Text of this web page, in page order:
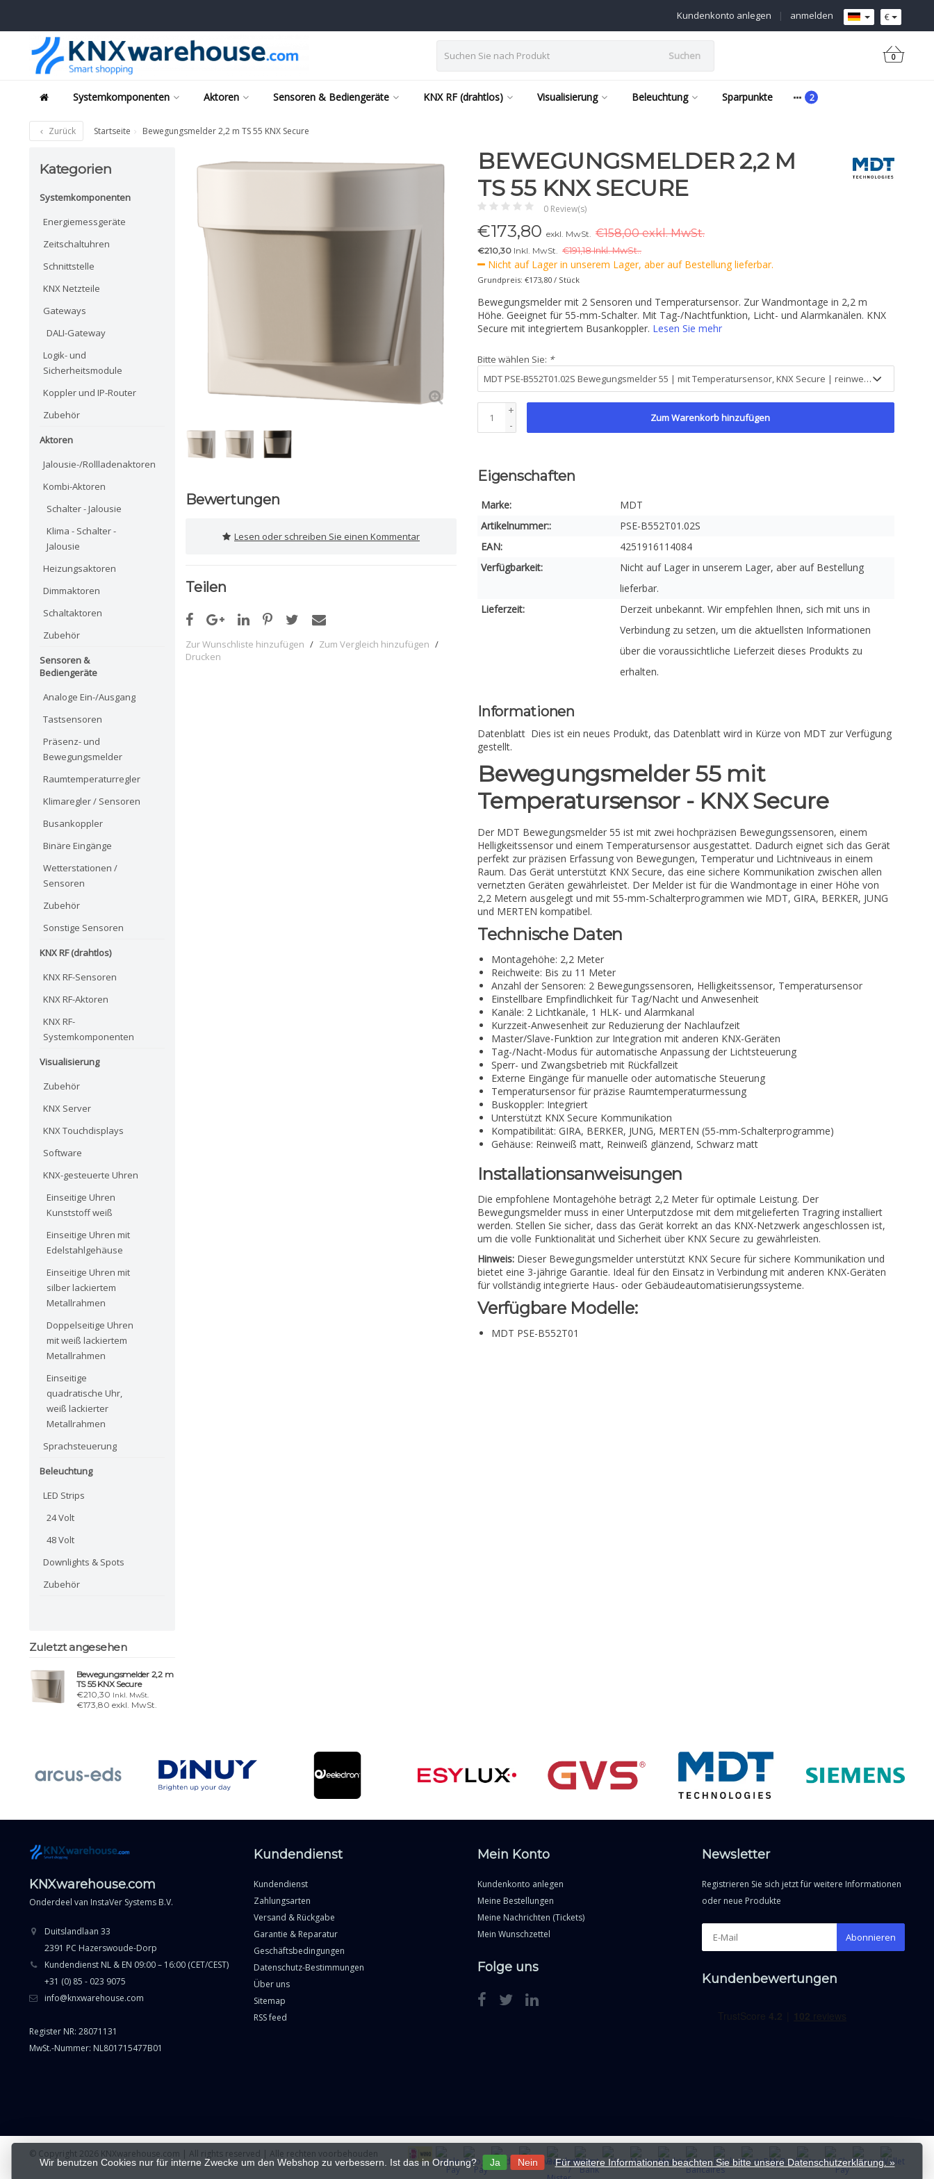
€
anmelden
|
Kundenkonto anlegen
Suchen 0
Systemkomponenten Aktoren Sensoren & Bediengeräte KNX RF (drahtlos) Visualisierung Beleuchtung Sparpunkte
Zurück Startseite Bewegungsmelder 2,2 m TS 55 KNX Secure
Kategorien
Systemkomponenten
Energiemessgeräte
Zeitschaltuhren
Schnittstelle
KNX Netzteile
Gateways
DALI-Gateway
Logik- und
Sicherheitsmodule
Koppler und IP-Router
Zubehör
Aktoren
Jalousie-/Rollladenaktoren
Kombi-Aktoren
Schalter - Jalousie
Klima - Schalter -
Jalousie
Heizungsaktoren
Dimmaktoren
Schaltaktoren
Zubehör
Sensoren &
Bediengeräte
Analoge Ein-/Ausgang
Tastsensoren
Präsenz- und
Bewegungsmelder
Raumtemperaturregler
Klimaregler / Sensoren
Busankoppler
Binäre Eingänge
Wetterstationen /
Sensoren
Zubehör
Sonstige Sensoren
KNX RF (drahtlos)
KNX RF-Sensoren
KNX RF-Aktoren
KNX RF-
Systemkomponenten
Visualisierung
Zubehör
KNX Server
KNX Touchdisplays
Software
KNX-gesteuerte Uhren
Einseitige Uhren
Kunststoff weiß
Einseitige Uhren mit
Edelstahlgehäuse
Einseitige Uhren mit
silber lackiertem
Metallrahmen
Doppelseitige Uhren
mit weiß lackiertem
Metallrahmen
Einseitige
quadratische Uhr,
weiß lackierter
Metallrahmen
Sprachsteuerung
Beleuchtung
LED Strips
24 Volt
48 Volt
Downlights & Spots
Zubehör
Zuletzt angesehen
Bewegungsmelder 2,2 m
TS 55 KNX Secure
€210,30 Inkl. MwSt.
€173,80 exkl. MwSt.
Bewertungen
Lesen oder schreiben Sie einen Kommentar
Teilen
Zur Wunschliste hinzufügen / Zum Vergleich hinzufügen /
Drucken
BEWEGUNGSMELDER 2,2 M
TS 55 KNX SECURE
0 Review(s)
€173,80 exkl. MwSt. €158,00 exkl. MwSt.
€210,30 Inkl. MwSt. €191,18 Inkl. MwSt..
Nicht auf Lager in unserem Lager, aber auf Bestellung lieferbar.
Grundpreis: €173,80 / Stück
Bewegungsmelder mit 2 Sensoren und Temperatursensor. Zur Wandmontage in 2,2 m
Höhe. Geeignet für 55-mm-Schalter. Mit Tag-/Nachtfunktion, Licht- und Alarmkanälen. KNX
Secure mit integriertem Busankoppler. Lesen Sie mehr
Bitte wählen Sie: *
+
-
Zum Warenkorb hinzufügen
Eigenschaften
Marke:
MDT
Artikelnummer::
PSE-B552T01.02S
EAN:
4251916114084
Verfügbarkeit:
Nicht auf Lager in unserem Lager, aber auf Bestellung
lieferbar.
Lieferzeit:
Derzeit unbekannt. Wir empfehlen Ihnen, sich mit uns in
Verbindung zu setzen, um die aktuellsten Informationen
über die voraussichtliche Lieferzeit dieses Produkts zu
erhalten.
Informationen
Datenblatt Dies ist ein neues Produkt, das Datenblatt wird in Kürze von MDT zur Verfügung
gestellt.
Bewegungsmelder 55 mit
Temperatursensor - KNX Secure
Der MDT Bewegungsmelder 55 ist mit zwei hochpräzisen Bewegungssensoren, einem
Helligkeitssensor und einem Temperatursensor ausgestattet. Dadurch eignet sich das Gerät
perfekt zur präzisen Erfassung von Bewegungen, Temperatur und Lichtniveaus in einem
Raum. Das Gerät unterstützt KNX Secure, das eine sichere Kommunikation zwischen allen
vernetzten Geräten gewährleistet. Der Melder ist für die Wandmontage in einer Höhe von
2,2 Metern ausgelegt und mit 55-mm-Schalterprogrammen wie MDT, GIRA, BERKER, JUNG
und MERTEN kompatibel.
Technische Daten
Montagehöhe: 2,2 Meter
Reichweite: Bis zu 11 Meter
Anzahl der Sensoren: 2 Bewegungssensoren, Helligkeitssensor, Temperatursensor
Einstellbare Empfindlichkeit für Tag/Nacht und Anwesenheit
Kanäle: 2 Lichtkanäle, 1 HLK- und Alarmkanal
Kurzzeit-Anwesenheit zur Reduzierung der Nachlaufzeit
Master/Slave-Funktion zur Integration mit anderen KNX-Geräten
Tag-/Nacht-Modus für automatische Anpassung der Lichtsteuerung
Sperr- und Zwangsbetrieb mit Rückfallzeit
Externe Eingänge für manuelle oder automatische Steuerung
Temperatursensor für präzise Raumtemperaturmessung
Buskoppler: Integriert
Unterstützt KNX Secure Kommunikation
Kompatibilität: GIRA, BERKER, JUNG, MERTEN (55-mm-Schalterprogramme)
Gehäuse: Reinweiß matt, Reinweiß glänzend, Schwarz matt
Installationsanweisungen
Die empfohlene Montagehöhe beträgt 2,2 Meter für optimale Leistung. Der
Bewegungsmelder muss in einer Unterputzdose mit dem mitgelieferten Tragring installiert
werden. Stellen Sie sicher, dass das Gerät korrekt an das KNX-Netzwerk angeschlossen ist,
um die volle Funktionalität und Sicherheit über KNX Secure zu gewährleisten.
Hinweis: Dieser Bewegungsmelder unterstützt KNX Secure für sichere Kommunikation und
bietet eine 3-jährige Garantie. Ideal für den Einsatz in Verbindung mit anderen KNX-Geräten
für vollständig integrierte Haus- oder Gebäudeautomatisierungssysteme.
Verfügbare Modelle:
MDT PSE-B552T01
KNXwarehouse.com
Onderdeel van InstaVer Systems B.V.
Duitslandlaan 33
2391 PC Hazerswoude-Dorp
Kundendienst NL & EN 09:00 – 16:00 (CET/CEST)
+31 (0) 85 - 023 9075
info@knxwarehouse.com
Register NR: 28071131
MwSt.-Nummer: NL801715477B01
Kundendienst
Kundendienst
Zahlungsarten
Versand & Rückgabe
Garantie & Reparatur
Geschäftsbedingungen
Datenschutz-Bestimmungen
Über uns
Sitemap
RSS feed
Mein Konto
Kundenkonto anlegen
Meine Bestellungen
Meine Nachrichten (Tickets)
Mein Wunschzettel
Folge uns
Newsletter
Registrieren Sie sich jetzt für weitere Informationen
oder neue Produkte
Abonnieren
Kundenbewertungen
Wir benutzen Cookies nur für interne Zwecke um den Webshop zu verbessern. Ist das in Ordnung? Ja Nein Für weitere Informationen beachten Sie bitte unsere Datenschutzerklärung. »
© Copyright 2026 KNXwarehouse.com | All rights reserved | Alle rechten voorbehouden